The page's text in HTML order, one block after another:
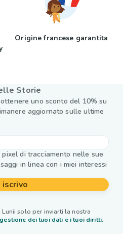
Origine francese garantita
Storie
uno sconto del 10% su
aggiornato sulle ultime
di tracciamento nelle sue
in linea con i miei interessi
iscrivo
solo per inviarti la nostra
gestione dei tuoi dati e i tuoi diritti.